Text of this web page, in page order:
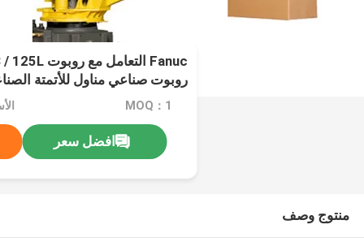
روبوت صناعي مناول للأتمتة
MOQ：1
افضل سعر
منتوج وصف